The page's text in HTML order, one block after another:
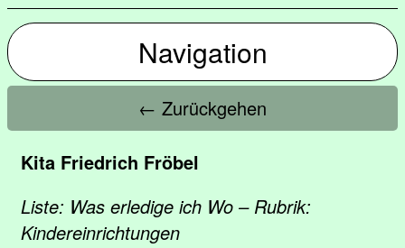
Navigation
← Zurückgehen
Kita Friedrich Fröbel
Liste: Was erledige ich Wo – Rubrik:
Kindereinrichtungen